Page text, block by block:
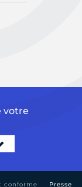
votre
conforme Presse